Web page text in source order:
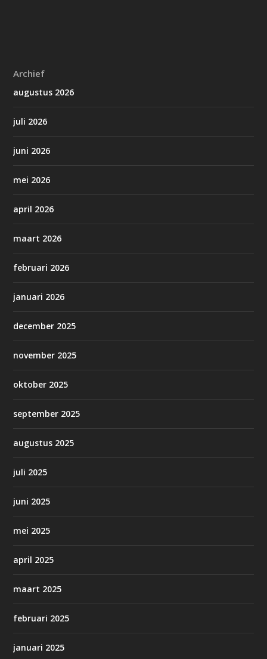
Archief
augustus 2026
juli 2026
juni 2026
mei 2026
april 2026
maart 2026
februari 2026
januari 2026
december 2025
november 2025
oktober 2025
september 2025
augustus 2025
juli 2025
juni 2025
mei 2025
april 2025
maart 2025
februari 2025
januari 2025